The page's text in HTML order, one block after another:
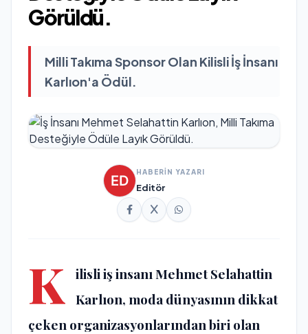
Görüldü.
Milli Takıma Sponsor Olan Kilisli İş İnsanı
Karlıon'a Ödül.
HABERİN YAZARI
Editör
K ilisli iş insanıMehmet Selahattin
Karlıon, moda dünyasının dikkat
çeken organizasyonlarından biri olan